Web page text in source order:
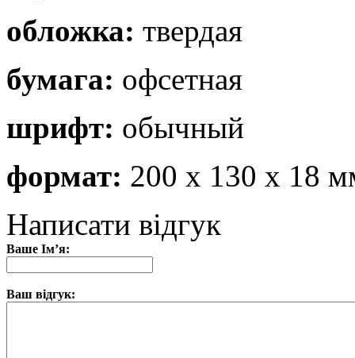
обложка: твердая
бумага: офсетная
шрифт: обычный
формат: 200 х 130 х 18
Написати відгук
Ваше Ім’я:
Ваш відгук: